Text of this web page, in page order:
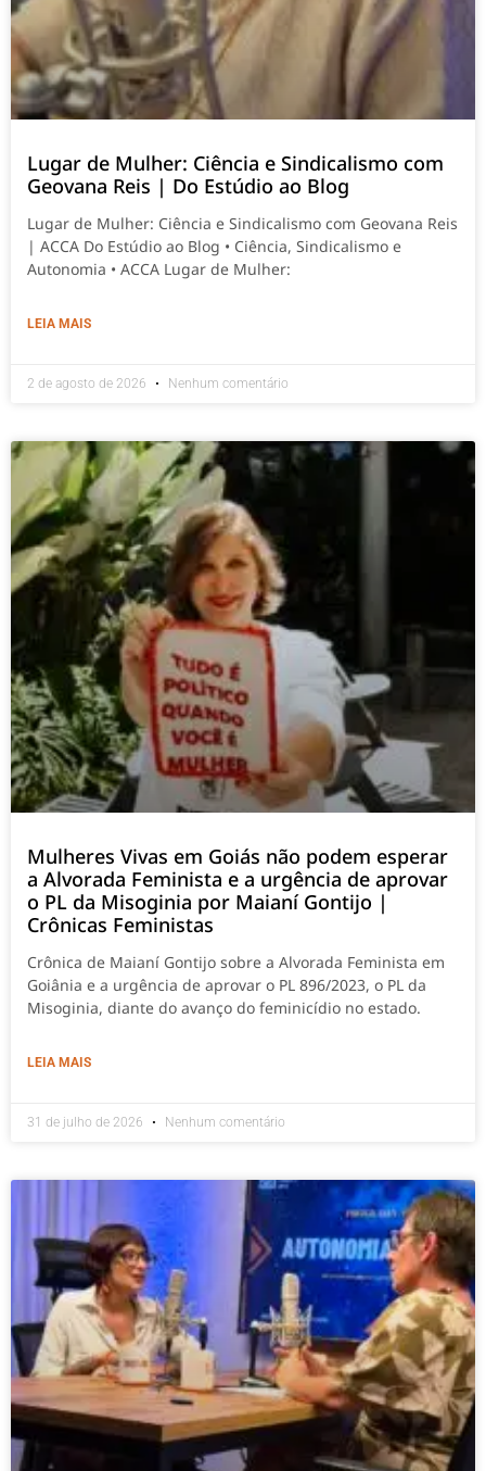
Lugar de Mulher: Ciência e Sindicalismo com
Geovana Reis | Do Estúdio ao Blog
Lugar de Mulher: Ciência e Sindicalismo com Geovana Reis
| ACCA Do Estúdio ao Blog • Ciência, Sindicalismo e
Autonomia • ACCA Lugar de Mulher:
LEIA MAIS
2 de agosto de 2026 Nenhum comentário
Mulheres Vivas em Goiás não podem esperar
a Alvorada Feminista e a urgência de aprovar
o PL da Misoginia por Maianí Gontijo |
Crônicas Feministas
Crônica de Maianí Gontijo sobre a Alvorada Feminista em
Goiânia e a urgência de aprovar o PL 896/2023, o PL da
Misoginia, diante do avanço do feminicídio no estado.
LEIA MAIS
31 de julho de 2026 Nenhum comentário